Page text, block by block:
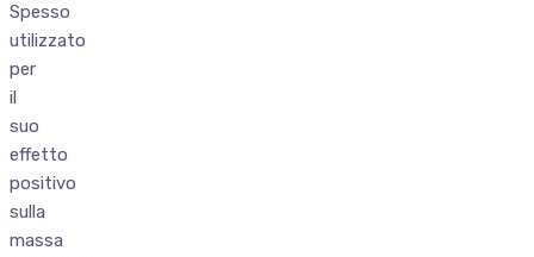
Spesso
utilizzato
per
il
suo
effetto
positivo
sulla
massa